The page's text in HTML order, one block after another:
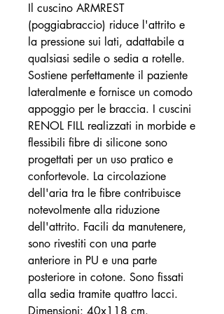
Il cuscino ARMREST
(poggiabraccio) riduce l'attrito e
la pressione sui lati, adattabile a
qualsiasi sedile o sedia a rotelle.
Sostiene perfettamente il paziente
lateralmente e fornisce un comodo
appoggio per le braccia. I cuscini
RENOL FILL realizzati in morbide e
flessibili fibre di silicone sono
progettati per un uso pratico e
confortevole. La circolazione
dell'aria tra le fibre contribuisce
notevolmente alla riduzione
dell'attrito. Facili da manutenere,
sono rivestiti con una parte
anteriore in PU e una parte
posteriore in cotone. Sono fissati
alla sedia tramite quattro lacci.
Dimensioni: 40x118 cm.